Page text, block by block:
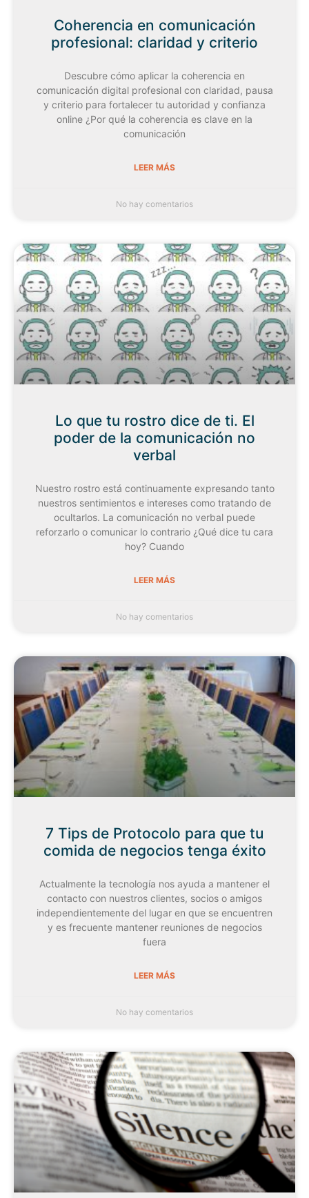
Coherencia en comunicación
profesional: claridad y criterio
Descubre cómo aplicar la coherencia en
comunicación digital profesional con claridad, pausa
y criterio para fortalecer tu autoridad y confianza
online ¿Por qué la coherencia es clave en la
comunicación
LEER MÁS
No hay comentarios
Lo que tu rostro dice de ti. El
poder de la comunicación no
verbal
Nuestro rostro está continuamente expresando tanto
nuestros sentimientos e intereses como tratando de
ocultarlos. La comunicación no verbal puede
reforzarlo o comunicar lo contrario ¿Qué dice tu cara
hoy? Cuando
LEER MÁS
No hay comentarios
7 Tips de Protocolo para que tu
comida de negocios tenga éxito
Actualmente la tecnología nos ayuda a mantener el
contacto con nuestros clientes, socios o amigos
independientemente del lugar en que se encuentren
y es frecuente mantener reuniones de negocios
fuera
LEER MÁS
No hay comentarios